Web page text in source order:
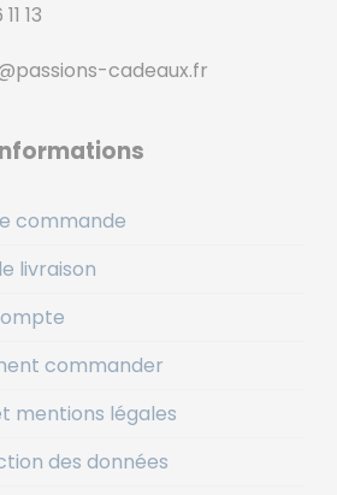
13
cadeaux.fr
commande
livraison
commander
mentions légales
des données